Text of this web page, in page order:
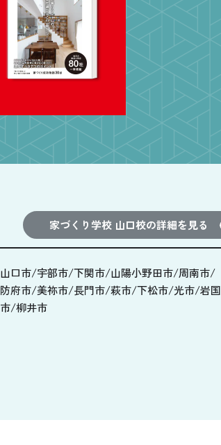
山口市/宇部市/下関市/山陽小野田市/周南市/
防府市/美祢市/長門市/萩市/下松市/光市/岩国
市/柳井市
家づくり学校 山口校の詳細を見る